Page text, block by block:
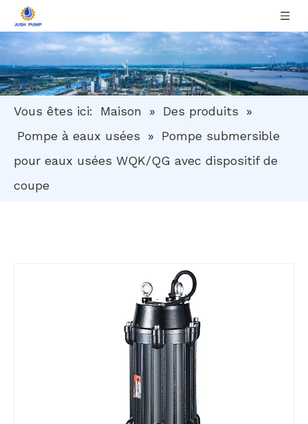
Vous êtes ici: Maison » Des produits
»
Pompe à eaux usées
»
Pompe submersible
pour eaux usées WQK/QG avec dispositif de
coupe